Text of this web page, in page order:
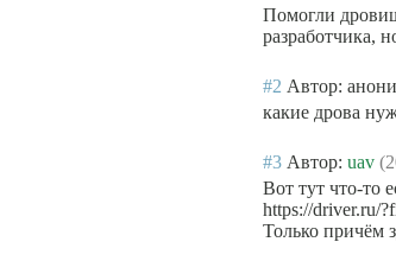
Помогли
разработчика,
#2 Автор:
какие дрова
#3 Автор: uav
Вот тут что-то
https://driver.ru/
Только причём